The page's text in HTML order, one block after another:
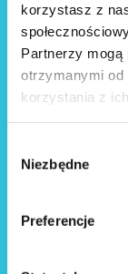
korzystasz z
Partnerzy mogą
otrzymanymi od
korzystania z ich
zgody
Niezbędne
Preferencje